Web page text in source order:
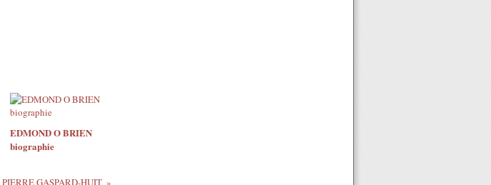
EDMOND O BRIEN
biographie
PIERRE GASPARD-HUIT